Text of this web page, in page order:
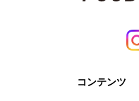
コンテンツ